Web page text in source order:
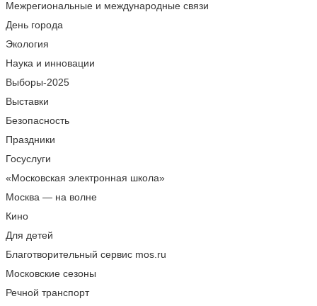
Межрегиональные и международные связи
День города
Экология
Наука и инновации
Выборы-2025
Выставки
Безопасность
Праздники
Госуслуги
«Московская электронная школа»
Москва — на волне
Кино
Для детей
Благотворительный сервис mos.ru
Московские сезоны
Речной транспорт